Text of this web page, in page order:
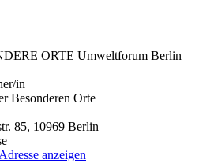
ORTE Umweltforum Berlin
in
Besonderen Orte
85, 10969 Berlin
anzeigen